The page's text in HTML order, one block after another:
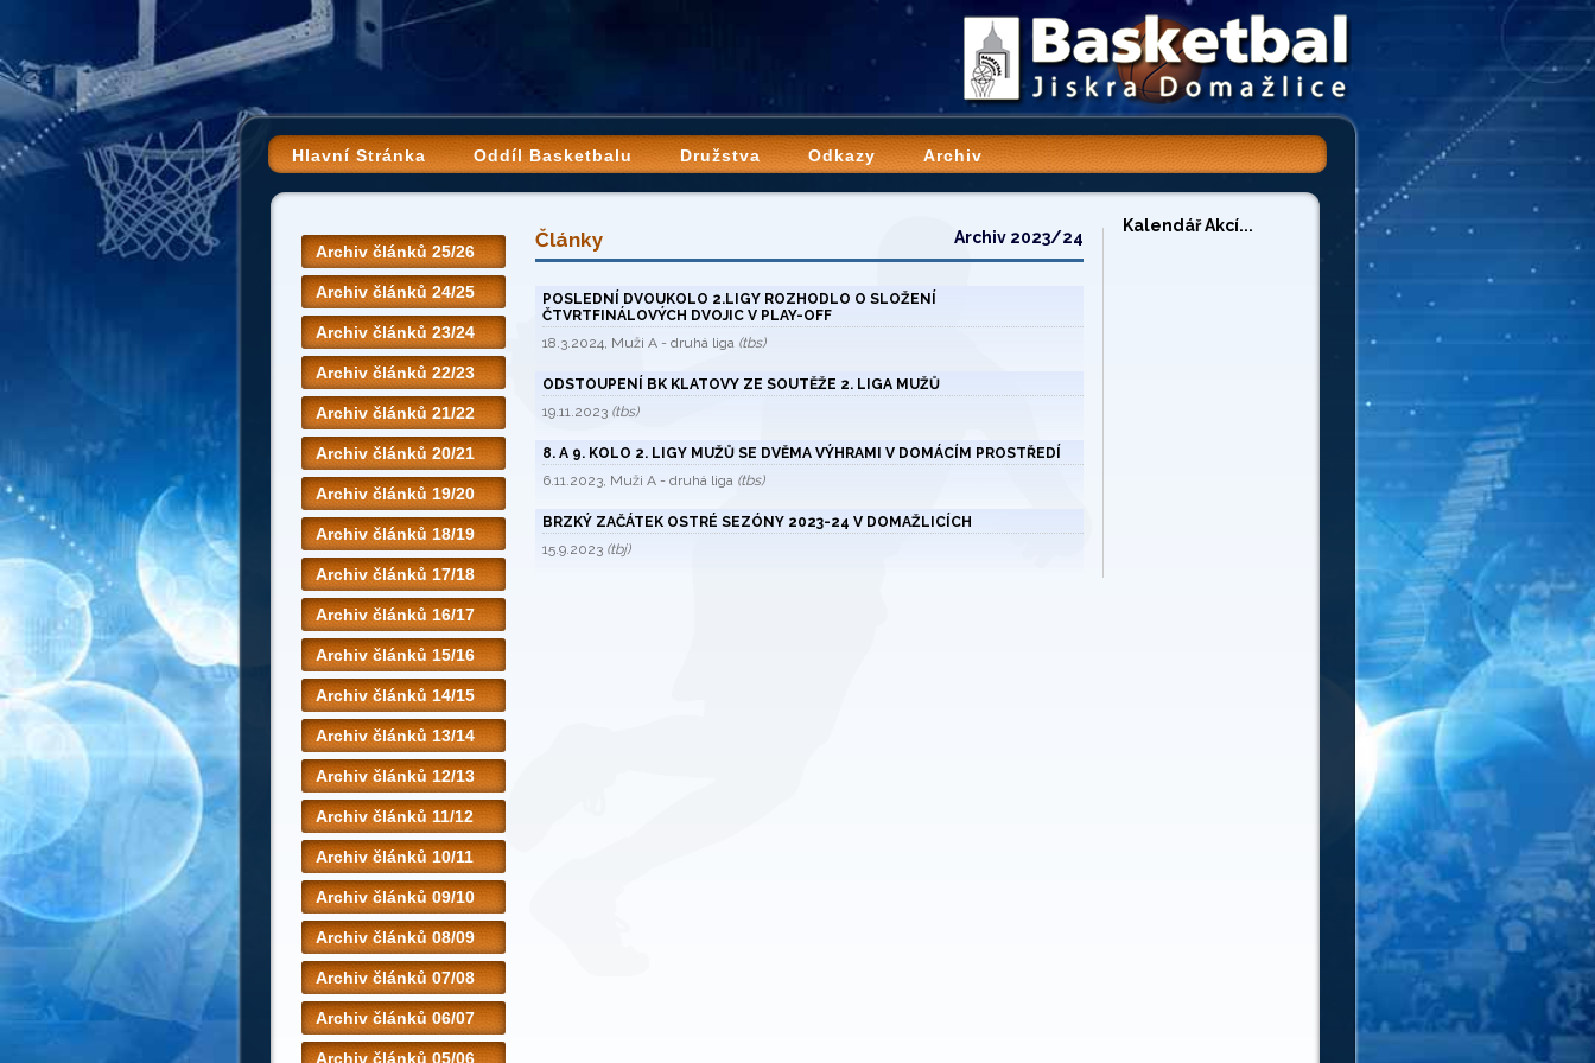
Hlavní Stránka Oddíl Basketbalu Družstva Odkazy Archiv
Archiv článků 25/26
Archiv článků 24/25
Archiv článků 23/24
Archiv článků 22/23
Archiv článků 21/22
Archiv článků 20/21
Archiv článků 19/20
Archiv článků 18/19
Archiv článků 17/18
Archiv článků 16/17
Archiv článků 15/16
Archiv článků 14/15
Archiv článků 13/14
Archiv článků 12/13
Archiv článků 11/12
Archiv článků 10/11
Archiv článků 09/10
Archiv článků 08/09
Archiv článků 07/08
Archiv článků 06/07
Archiv článků 05/06
Články Archiv 2023/24
POSLEDNÍ DVOUKOLO 2.LIGY ROZHODLO O SLOŽENÍ
ČTVRTFINÁLOVÝCH DVOJIC V PLAY-OFF
18.3.2024, Muži A - druhá liga (tbs)
ODSTOUPENÍ BK KLATOVY ZE SOUTĚŽE 2. LIGA MUŽŮ
19.11.2023 (tbs)
8. A 9. KOLO 2. LIGY MUŽŮ SE DVĚMA VÝHRAMI V DOMÁCÍM PROSTŘEDÍ
6.11.2023, Muži A - druhá liga (tbs)
BRZKÝ ZAČÁTEK OSTRÉ SEZÓNY 2023-24 V DOMAŽLICÍCH
15.9.2023 (tbj)
Kalendář Akcí...